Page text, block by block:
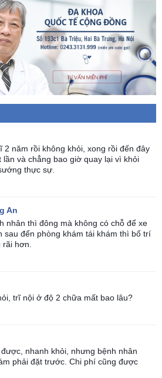
2 năm rồi không khỏi, xong rồi đến đây
lần và chẳng bao giờ quay lại vì khỏi
thực sự.
An
nhân thì đông mà không có chỗ để xe
sau đến phòng khám tái khám thì bố trí
rãi hơn.
trĩ nội ở độ 2 chữa mất bao lâu?
nhanh khỏi, nhưng bệnh nhân
phải đặt trước. Chi phí cũng được